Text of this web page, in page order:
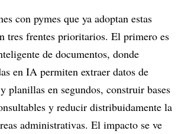
con pymes que ya adoptan estas
tres frentes prioritarios. El primero es
de documentos, donde
en IA permiten extraer datos de
planillas en segundos, construir bases
y reducir distribuidamente la
administrativas. El impacto se ve